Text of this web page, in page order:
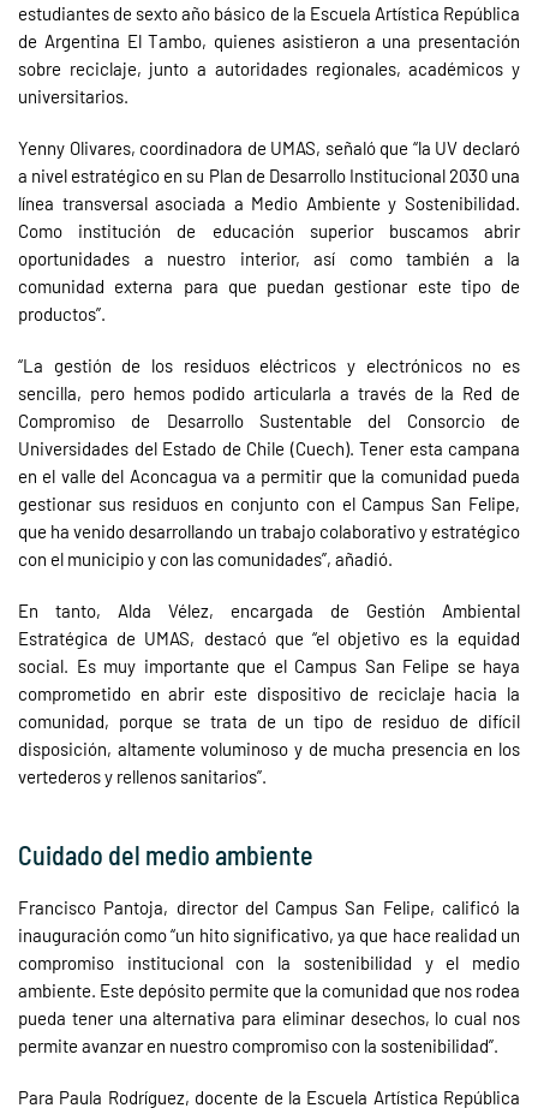
estudiantes de sexto año básico de la Escuela Artística República
de Argentina El Tambo, quienes asistieron a una presentación
sobre reciclaje, junto a autoridades regionales, académicos y
universitarios.
Yenny Olivares, coordinadora de UMAS, señaló que “la UV declaró
a nivel estratégico en su Plan de Desarrollo Institucional 2030 una
línea transversal asociada a Medio Ambiente y Sostenibilidad.
Como institución de educación superior buscamos abrir
oportunidades a nuestro interior, así como también a la
comunidad externa para que puedan gestionar este tipo de
productos”.
“La gestión de los residuos eléctricos y electrónicos no es
sencilla, pero hemos podido articularla a través de la Red de
Compromiso de Desarrollo Sustentable del Consorcio de
Universidades del Estado de Chile (Cuech). Tener esta campana
en el valle del Aconcagua va a permitir que la comunidad pueda
gestionar sus residuos en conjunto con el Campus San Felipe,
que ha venido desarrollando un trabajo colaborativo y estratégico
con el municipio y con las comunidades”, añadió.
En tanto, Alda Vélez, encargada de Gestión Ambiental
Estratégica de UMAS, destacó que “el objetivo es la equidad
social. Es muy importante que el Campus San Felipe se haya
comprometido en abrir este dispositivo de reciclaje hacia la
comunidad, porque se trata de un tipo de residuo de difícil
disposición, altamente voluminoso y de mucha presencia en los
vertederos y rellenos sanitarios”.
Cuidado del medio ambiente
Francisco Pantoja, director del Campus San Felipe, calificó la
inauguración como “un hito significativo, ya que hace realidad un
compromiso institucional con la sostenibilidad y el medio
ambiente. Este depósito permite que la comunidad que nos rodea
pueda tener una alternativa para eliminar desechos, lo cual nos
permite avanzar en nuestro compromiso con la sostenibilidad”.
Para Paula Rodríguez, docente de la Escuela Artística República